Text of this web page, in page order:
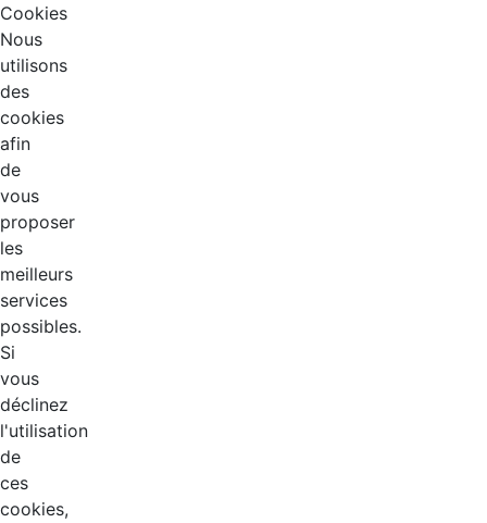
Cookies
Nous
utilisons
des
cookies
afin
de
vous
proposer
les
meilleurs
services
possibles.
Si
vous
déclinez
l'utilisation
de
ces
cookies,